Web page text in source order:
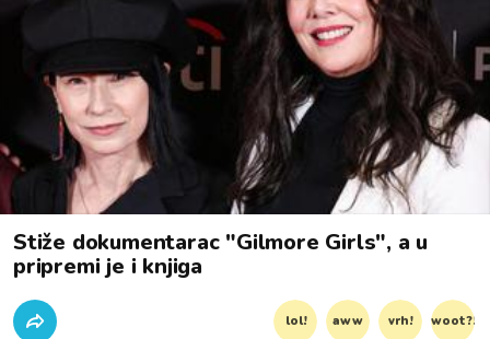
Stiže dokumentarac "Gilmore Girls", a u
pripremi je i knjiga
lol! aww vrh! woot?!